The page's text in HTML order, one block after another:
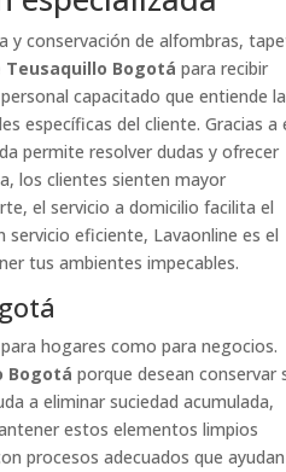
y conservación de alfombras,
Teusaquillo Bogotá para recibir
capacitado que entiende
específicas del cliente. Gracias a
permite resolver dudas y ofrecer
los clientes sienten mayor
el servicio a domicilio facilita el
servicio eficiente, Lavaonline es el
tus ambientes impecables.
hogares como para negocios.
Bogotá porque desean conservar
a eliminar suciedad acumulada,
estos elementos limpios
procesos adecuados que